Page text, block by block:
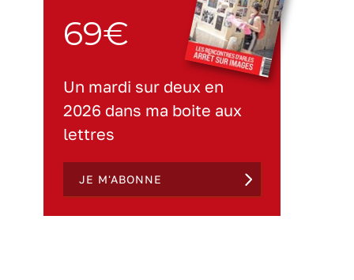
69€
Un mardi sur deux en
2026 dans ma boite aux
lettres
JE M'ABONNE